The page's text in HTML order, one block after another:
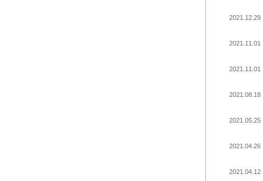
2021.12.29
2021.11.01
2021.11.01
2021.08.18
2021.05.25
2021.04.26
2021.04.12